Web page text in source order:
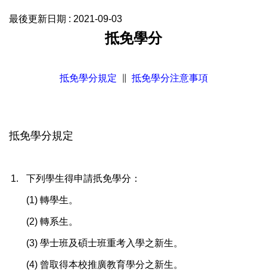
最後更新日期 : 2021-09-03
抵免學分
抵免學分規定 抵免學分注意事項
抵免學分規定
1. 下列學生得申請扺免學分：
(1) 轉學生。
(2) 轉系生。
(3) 學士班及碩士班重考入學之新生。
(4) 曾取得本校推廣教育學分之新生。